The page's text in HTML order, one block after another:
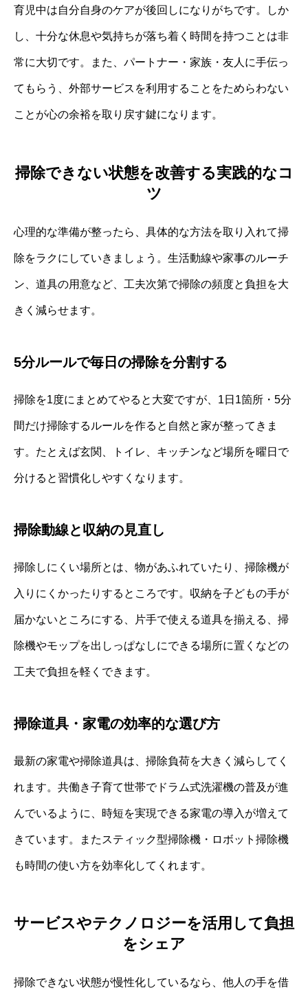
育児中は自分自身のケアが後回しになりがちです。しか
し、十分な休息や気持ちが落ち着く時間を持つことは非
常に大切です。また、パートナー・家族・友人に手伝っ
てもらう、外部サービスを利用することをためらわない
ことが心の余裕を取り戻す鍵になります。
掃除できない状態を改善する実践的なコ
ツ
心理的な準備が整ったら、具体的な方法を取り入れて掃
除をラクにしていきましょう。生活動線や家事のルーチ
ン、道具の用意など、工夫次第で掃除の頻度と負担を大
きく減らせます。
5分ルールで毎日の掃除を分割する
掃除を1度にまとめてやると大変ですが、1日1箇所・5分
間だけ掃除するルールを作ると自然と家が整ってきま
す。たとえば玄関、トイレ、キッチンなど場所を曜日で
分けると習慣化しやすくなります。
掃除動線と収納の見直し
掃除しにくい場所とは、物があふれていたり、掃除機が
入りにくかったりするところです。収納を子どもの手が
届かないところにする、片手で使える道具を揃える、掃
除機やモップを出しっぱなしにできる場所に置くなどの
工夫で負担を軽くできます。
掃除道具・家電の効率的な選び方
最新の家電や掃除道具は、掃除負荷を大きく減らしてく
れます。共働き子育て世帯でドラム式洗濯機の普及が進
んでいるように、時短を実現できる家電の導入が増えて
きています。またスティック型掃除機・ロボット掃除機
も時間の使い方を効率化してくれます。
サービスやテクノロジーを活用して負担
をシェア
掃除できない状態が慢性化しているなら、他人の手を借